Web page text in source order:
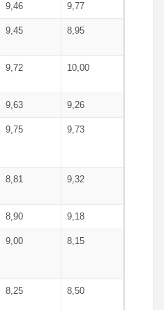
9,46 9,77
9,45 8,95
9,72 10,00
9,63 9,26
9,75 9,73
8,81 9,32
8,90 9,18
9,00 8,15
8,25 8,50